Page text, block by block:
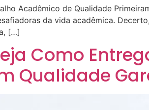
Acadêmico de Qualidade
da vida acadêmica.
[…]
Como
Qualidade